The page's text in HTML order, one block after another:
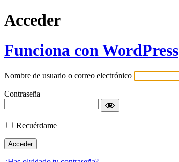
Acceder
Funciona con WordPress
Nombre de usuario o correo electrónico
Contraseña
Recuérdame